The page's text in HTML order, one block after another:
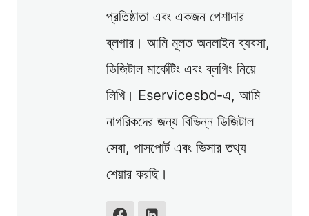
প্রতিষ্ঠাতা এবং একজন পেশাদার
ব্লগার। আমি মূলত অনলাইন ব্যবসা,
ডিজিটাল মার্কেটিং এবং ব্লগিং নিয়ে
লিখি। Eservicesbd-এ, আমি
নাগরিকদের জন্য বিভিন্ন ডিজিটাল
সেবা, পাসপোর্ট এবং ভিসার তথ্য
শেয়ার করছি।